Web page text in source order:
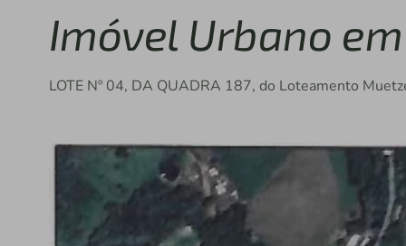
Imóvel Urbano
LOTE Nº 04, DA QUADRA 187, do Loteamento